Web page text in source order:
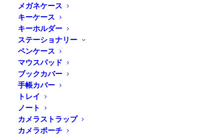
メガネケース
キーケース
キーホルダー
ステーショナリー
ペンケース
マウスパッド
ブックカバー
手帳カバー
トレイ
ノート
カメラストラップ
カメラポーチ